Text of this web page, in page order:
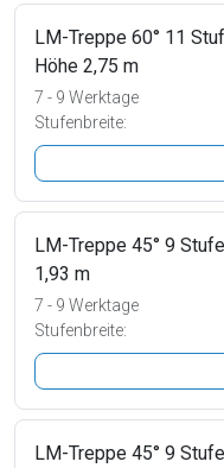
LM-Treppe 60° 11
Höhe 2,75 m
7 - 9 Werktage
Stufenbreite:
LM-Treppe 45° 9
1,93 m
7 - 9 Werktage
Stufenbreite:
LM-Treppe 45° 9